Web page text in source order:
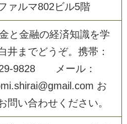
ァルマ802ビル5階
と金融の経済知識を学
井までどうぞ。携帯：
9828 メール：
お
問い合わせください。